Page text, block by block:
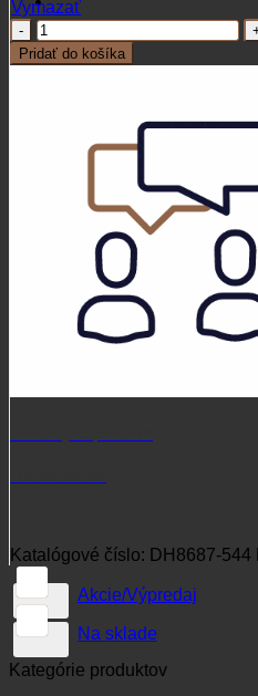
Vymazať
množstvo
Pánska
polokošeľa
Pridať do košíka
Katalógové číslo: DH8687-544
Akcie/Výpredaj
Na sklade
Kategórie produktov